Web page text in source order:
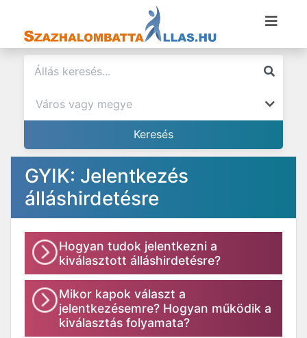
GYIK: Jelentkezés
álláshirdetésre
Hogyan tudok jelentkezni a
kiválasztott álláshirdetésre?
Mikor kapok választ a
jelentkezésemre? Hogyan működik a
kiválasztás folyamata?